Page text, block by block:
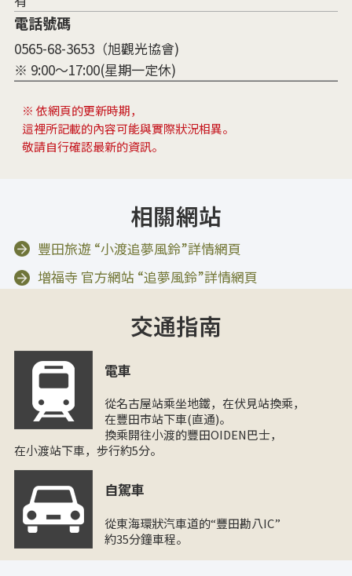
電話號碼
0565-68-3653（旭觀光協會)
※ 9:00～17:00(星期一定休)
※ 依網頁的更新時期，
這裡所記載的內容可能與實際狀況相異。
敬請自行確認最新的資訊。
相關網站
豐田旅遊 “小渡追夢風鈴”詳情網頁
増福寺 官方網站 “追夢風鈴”詳情網頁
交通指南
電車
從名古屋站乘坐地鐵，在伏見站換乘，
在豐田市站下車(直通)。
換乘開往小渡的豐田OIDEN巴士，
在小渡站下車，步行約5分。
自駕車
從東海環狀汽車道的“豐田勘八IC”
約35分鐘車程。